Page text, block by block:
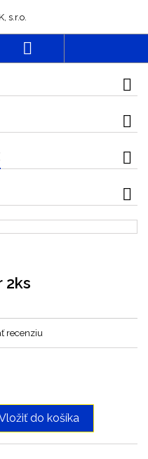

2ks
recenziu
do košíka